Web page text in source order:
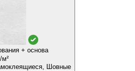
+ основа
м²
Магнитные, Моющиеся, Самоклеящиеся, Шовные